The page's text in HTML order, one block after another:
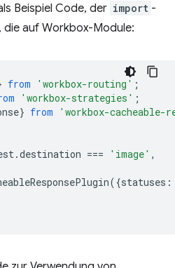
Beispiel Code, der import -
auf Workbox-Module:
from 'workbox-routing' ;
'workbox-strategies' ;
} from 'workbox-cacheable-
.destination === 'image' ,
({statuses :